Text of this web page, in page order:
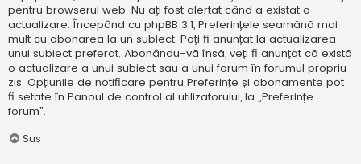
pentru browserul web. Nu ați fost alertat când a existat o
actualizare. Începând cu phpBB 3.1, Preferințele seamănă mai
mult cu abonarea la un subiect. Poți fi anunțat la actualizarea
unui subiect preferat. Abonându-vă însă, veți fi anunțat că există
o actualizare a unui subiect sau a unui forum în forumul propriu-
zis. Opțiunile de notificare pentru Preferințe și abonamente pot
fi setate în Panoul de control al utilizatorului, la „Preferințe
forum”.
Sus